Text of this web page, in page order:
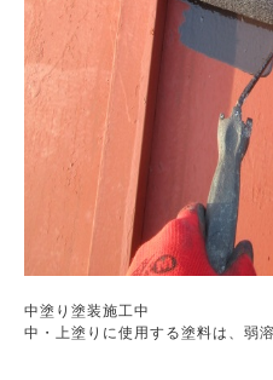
中塗り塗装施工中
中・上塗りに使用する塗料は、弱